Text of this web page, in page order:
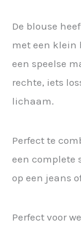
De blouse
met een klein
een speelse
rechte, iets
lichaam.
Perfect te
een complete
op een jeans
Perfect voor